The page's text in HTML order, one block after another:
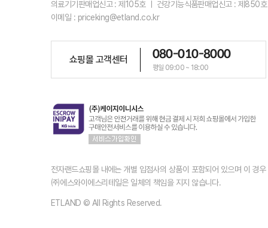
의료기기판매업신고 : 제105호 ㅣ 건강기능식품판매업신고 : 제850
이메일 : priceking@etland.co.kr
쇼핑몰 고객센터 080-010-8000
평일 09:00 ~ 18:00
전자랜드쇼핑몰 내에는 개별 입점사의 상품이 포함되어 있으며 이 경
㈜에스와이에스리테일은 일체의 책임을 지지 않습니다.
ETLAND © All Rights Reserved.